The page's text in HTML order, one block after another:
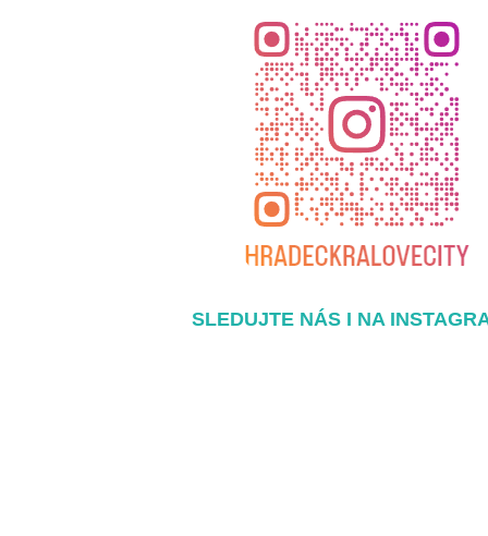
SLEDUJTE NÁS I NA